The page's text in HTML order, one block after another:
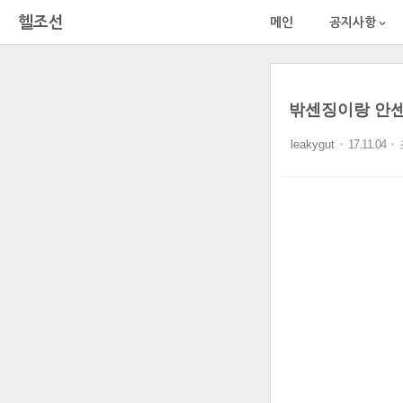
헬조선 메인 공지사항 
밖센징이랑 안
leakygut 17.11.04